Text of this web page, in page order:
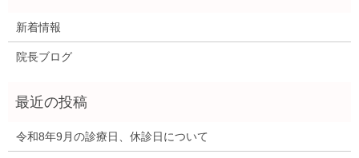
新着情報
院長ブログ
令和8年9月の診療日、休診日について